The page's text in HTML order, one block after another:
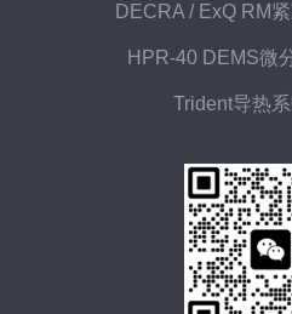
DECRA / ExQ RM
HPR-40 DEMS微
Trident导热